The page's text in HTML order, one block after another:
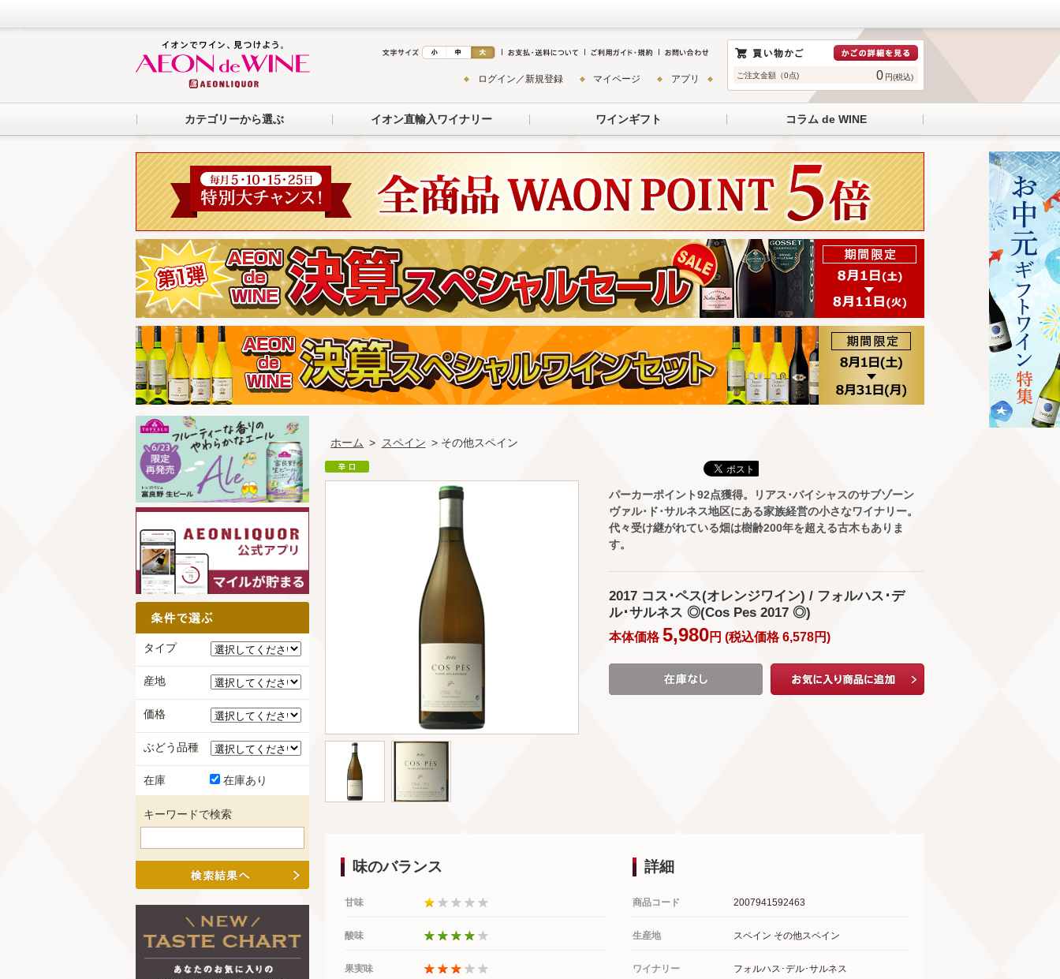
ご注文金額（0点) 0 円(税込)
ログイン／新規登録 マイページ アプリ
カテゴリーから選ぶ イオン直輸入ワイナリー ワインギフト コラム de WINE
ホーム > スペイン > その他スペイン
パーカーポイント92点獲得。リアス･バイシャスのサブゾーン
ヴァル･ド･サルネス地区にある家族経営の小さなワイナリー。
代々受け継がれている畑は樹齢200年を超える古木もありま
す。
2017 コス･ペス(オレンジワイン) / フォルハス･デ
ル･サルネス ◎(Cos Pes 2017 ◎)
本体価格5,980円 (税込価格6,578円)
詳細
商品コード 2007941592463
生産地 スペイン その他スペイン
ワイナリー フォルハス･デル･サルネス
味のバランス
甘味
酸味
果実味
タイプ
産地
価格
ぶどう品種
在庫 在庫あり
キーワードで検索